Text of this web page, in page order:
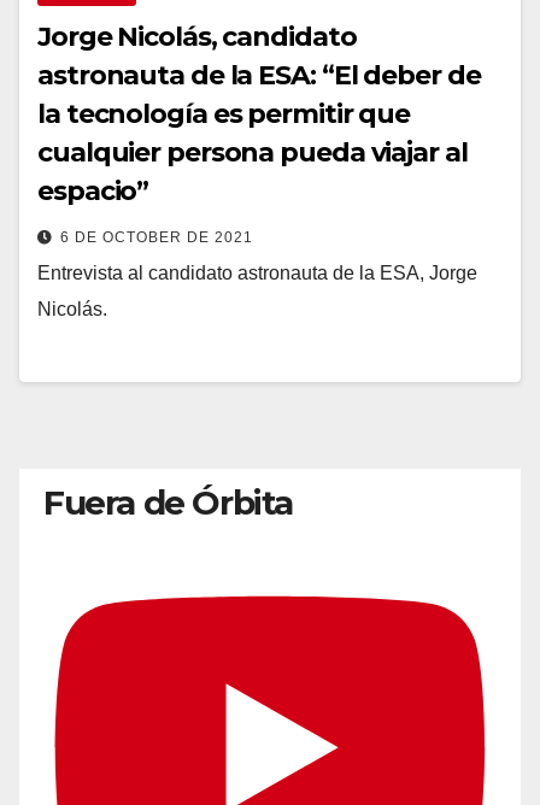
Jorge Nicolás, candidato
astronauta de la ESA: “El deber de
la tecnología es permitir que
cualquier persona pueda viajar al
espacio”
6 DE OCTOBER DE 2021
Entrevista al candidato astronauta de la ESA, Jorge
Nicolás.
Fuera de Órbita